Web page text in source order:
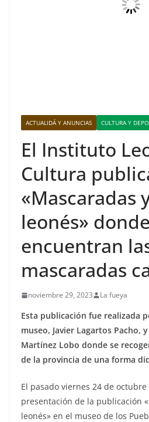
ACTUALIDÁ Y ANUNCIAS CULTURA Y
El Instituto
Cultura
«Mascaradas
leonés»
encuentran
mascaradas
noviembre 29, 2023 La fueya
Esta publicación fue realizada
museo, Javier Lagartos Pacho,
Martínez Lobo donde se
de la provincia de una forma
El pasado viernes 24 de
presentación de la publicación
leonés» en el museo de los